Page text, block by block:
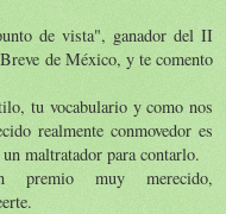
de vista", ganador del II
de México, y te comento
tu vocabulario y como nos
realmente conmovedor es
maltratador para contarlo.
muy merecido,